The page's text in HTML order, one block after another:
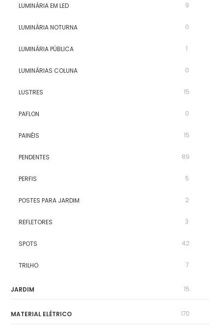
LUMINÁRIA EM LED 9
LUMINÁRIA NOTURNA 0
LUMINÁRIA PÚBLICA 1
LUMINÁRIAS COLUNA 0
LUSTRES 15
PAFLON 0
PAINÉIS 15
PENDENTES 89
PERFIS 5
POSTES PARA JARDIM 2
REFLETORES 3
SPOTS 42
TRILHO 7
JARDIM 15
MATERIAL ELÉTRICO 170